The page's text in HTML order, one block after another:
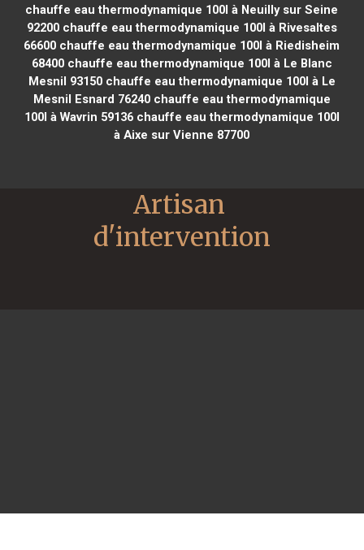
chauffe eau thermodynamique 100l à Neuilly sur Seine
92200chauffe eau thermodynamique 100l à Rivesaltes
66600 chauffe eau thermodynamique 100l à Riedisheim
68400chauffe eau thermodynamique 100l à Le Blanc
Mesnil 93150chauffe eau thermodynamique 100l à Le
Mesnil Esnard 76240chauffe eau thermodynamique
100l à Wavrin 59136chauffe eau thermodynamique 100l
à Aixe sur Vienne 87700
Artisan
d'intervention